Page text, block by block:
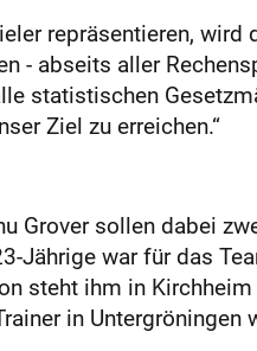
repräsentieren,
- abseits aller
statistischen
Ziel zu erreichen.“
Grover sollen dabei
Jährige war für das
steht ihm in Kirchheim
in Untergröningen